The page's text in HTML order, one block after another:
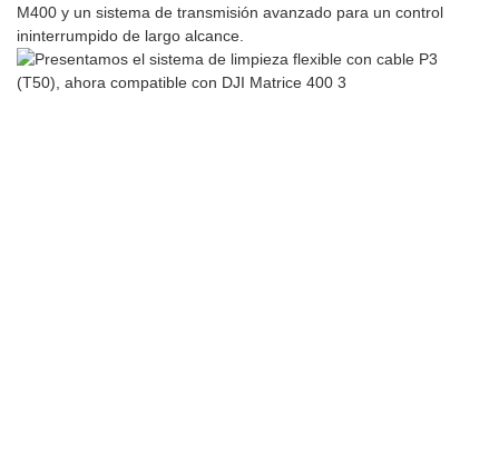
M400 y un sistema de transmisión avanzado para un control
ininterrumpido de largo alcance.